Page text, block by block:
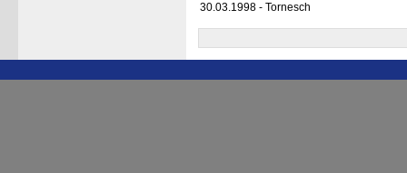
30.03.1998 - Tornesch